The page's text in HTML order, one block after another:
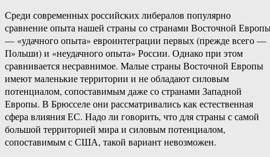
Среди современных российских либералов популярно
сравнение опыта нашей страны со странами Восточной
— «удачного опыта» евроинтеграции первых (прежде всего —
Польши) и «неудачного опыта» России. Однако при этом
сравнивается несравнимое. Малые страны Восточной Европы
имеют маленькие территории и не обладают силовым
потенциалом, сопоставимым даже со странами Западной
Европы. В Брюсселе они рассматривались как естественная
сфера влияния ЕС. Надо ли говорить, что для страны с самой
большой территорией мира и силовым потенциалом,
сопоставимым с США, такой вариант невозможен.